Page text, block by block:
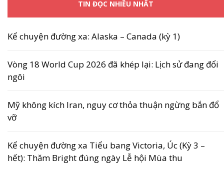
TIN ĐỌC NHIỀU NHẤT
Kể chuyện đường xa: Alaska – Canada (kỳ 1)
Vòng 18 World Cup 2026 đã khép lại: Lịch sử đang đổi
ngôi
Mỹ không kích Iran, nguy cơ thỏa thuận ngừng bắn đổ
vỡ
Kể chuyện đường xa Tiểu bang Victoria, Úc (Kỳ 3 –
hết): Thăm Bright đúng ngày Lễ hội Mùa thu